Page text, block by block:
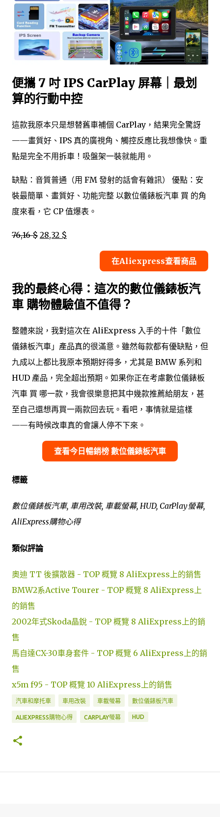
便攜 7 吋 IPS CarPlay 屏幕｜最划
算的行動中控
這款我原本只是想替舊車補個 CarPlay，結果完全驚訝
——畫質好、IPS 真的廣視角、觸控反應比我想像快。重
點是完全不用拆車！吸盤架一裝就能用。
缺點：音質普通（用 FM 發射的話會有雜訊） 優點：安
裝最簡單、畫質好、功能完整 以數位儀錶板汽車 買 的角
度來看，它 CP 值爆表。
76,16 $ 28,32 $
在Aliexpress查看商品
我的最終心得：這次的數位儀錶板汽
車 購物體驗值不值得？
整體來說，我對這次在 AliExpress 入手的十件「數位
儀錶板汽車」產品真的很滿意。雖然每款都有優缺點，但
九成以上都比我原本預期好得多，尤其是 BMW 系列和
HUD 產品，完全超出預期。如果你正在考慮數位儀錶板
汽車 買 哪一款，我會很樂意把其中幾款推薦給朋友，甚
至自己還想再買一兩款回去玩。看吧，事情就是這樣
——有時候改車真的會讓人停不下來。
查看今日暢銷榜 數位儀錶板汽車
標籤
數位儀錶板汽車, 車用改裝, 車載螢幕, HUD, CarPlay螢幕,
AliExpress購物心得
類似評論
奧迪 TT 後擴散器 - TOP 概覽 8 AliExpress上的銷售
BMW2系Active Tourer - TOP 概覽 8 AliExpress上
的銷售
2002年式Skoda晶銳 - TOP 概覽 8 AliExpress上的銷
售
馬自達CX-30車身套件 - TOP 概覽 6 AliExpress上的銷
售
x5m f95 - TOP 概覽 10 AliExpress上的銷售
汽車和摩托車 車用改裝 車載螢幕 數位儀錶板汽車
ALIEXPRESS購物心得 CARPLAY螢幕 HUD